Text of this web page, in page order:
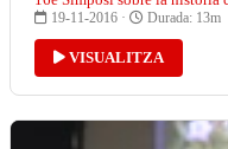
19-11-2016 · Durada: 13m
VISUALITZA